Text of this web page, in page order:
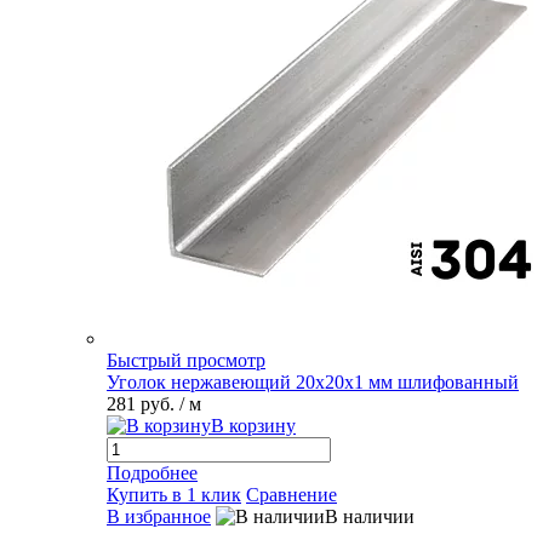
Быстрый просмотр
Уголок нержавеющий 20х20х1 мм шлифованный
281 руб. / м
В корзину
Подробнее
Купить в 1 клик Сравнение
В избранное
В наличии